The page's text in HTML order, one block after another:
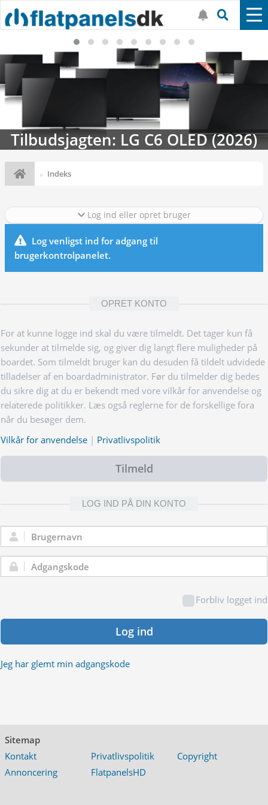
Tilbudsjagten: LG C6 OLED (2026)
Indeks
Log ind eller opret bruger
Log venligst ind for adgang til
brugerkontrolpanelet.
OPRET KONTO
For at kunne logge ind skal du være tilmeldt. Det tager kun få
sekunder at tilmelde sig, og giver dig langt flere muligheder på
boardet. Som tilmeldt bruger kan du desuden få tildelt udvidede
tilladelser af en boardadministrator. Før du tilmelder dig bedes
du sikre dig at du er bekendt med vore vilkår for anvendelse og
relaterede politikker. Læs også reglerne for de forskellige fora
når du besøger dem.
Vilkår for anvendelse | Privatlivspolitik
Tilmeld
LOG IND PÅ DIN KONTO
Brugernavn:
Adgangskode:
Forbliv logget ind
Log ind
Jeg har glemt min adgangskode
Sitemap
Kontakt
Privatlivspolitik
Copyright
Annoncering
FlatpanelsHD